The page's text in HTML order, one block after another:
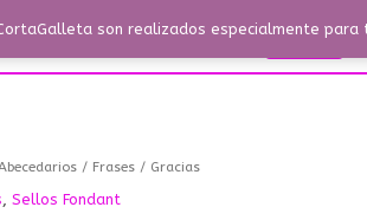
son realizados especialmente
Menú
Menú
Buscar
/ Frases / Gracias
, Sellos Fondant